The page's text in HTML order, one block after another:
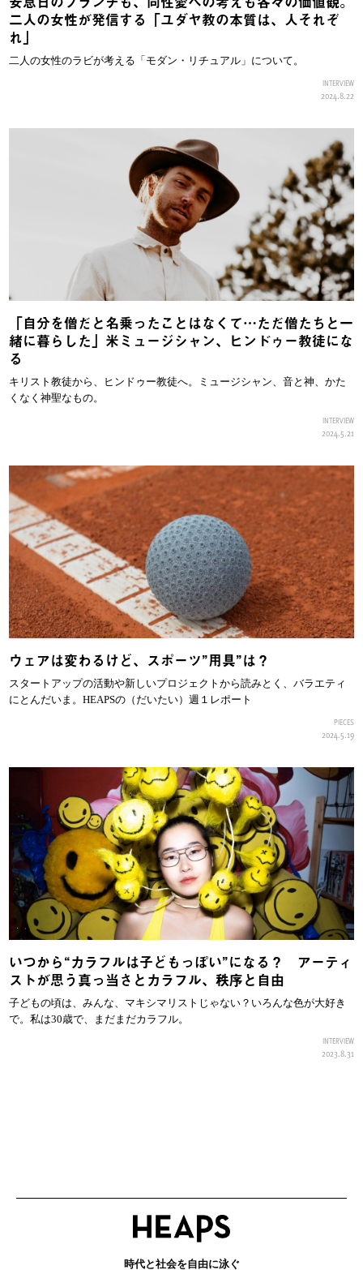
二人の女性が発信する「ユダヤ教の本質は、人それぞ
れ」
二人の女性のラビが考える「モダン・リチュアル」について。
INTERVIEW
2024.8.22
「自分を僧だと名乗ったことはなくて…ただ僧たちと一
緒に暮らした」米ミュージシャン、ヒンドゥー教徒にな
る
キリスト教徒から、ヒンドゥー教徒へ。ミュージシャン、音と神、かた
くなく神聖なもの。
INTERVIEW
2024.5.21
ウェアは変わるけど、スポーツ”用具”は？
スタートアップの活動や新しいプロジェクトから読みとく、バラエティ
にとんだいま。HEAPSの（だいたい）週１レポート
PIECES
2024.5.19
いつから“カラフルは子どもっぽい”になる？ アーティ
ストが思う真っ当さとカラフル、秩序と自由
子どもの頃は、みんな、マキシマリストじゃない？いろんな色が大好き
で。私は30歳で、まだまだカラフル。
INTERVIEW
2023.8.31
時代と社会を自由に泳ぐ